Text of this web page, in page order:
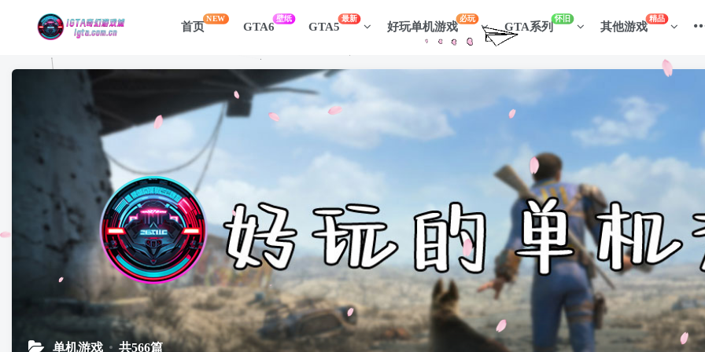
首页
NEW
GTA6
壁纸
GTA5
最新
好玩单机游戏
必玩
GTA系列
怀旧
其他游戏
精品
单机游戏 共566篇
登录
没有账号？立即注册